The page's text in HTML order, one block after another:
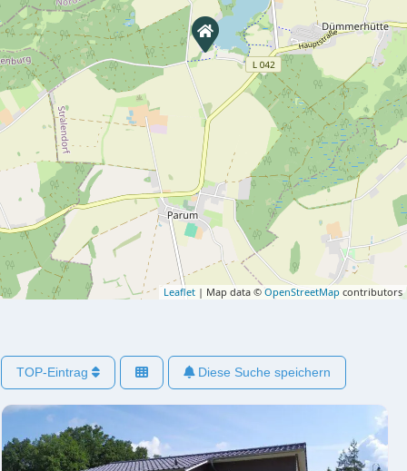
Leaflet | Map data © OpenStreetMap contributors
TOP-Eintrag Diese Suche speichern